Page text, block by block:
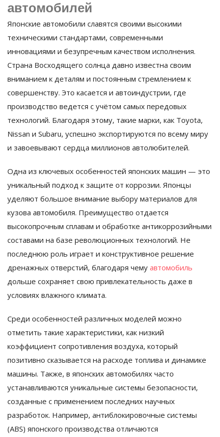
автомобилей
Японские автомобили славятся своими высокими
техническими стандартами, современными
инновациями и безупречным качеством исполнения.
Страна Восходящего солнца давно известна своим
вниманием к деталям и постоянным стремлением к
совершенству. Это касается и автоиндустрии, где
производство ведется с учётом самых передовых
технологий. Благодаря этому, такие марки, как Toyota,
Nissan и Subaru, успешно экспортируются по всему миру
и завоевывают сердца миллионов автолюбителей.
Одна из ключевых особенностей японских машин — это
уникальный подход к защите от коррозии. Японцы
уделяют большое внимание выбору материалов для
кузова автомобиля. Преимущество отдается
высокопрочным сплавам и обработке антикоррозийными
составами на базе революционных технологий. Не
последнюю роль играет и конструктивное решение
дренажных отверстий, благодаря чему автомобиль
дольше сохраняет свою привлекательность даже в
условиях влажного климата.
Среди особенностей различных моделей можно
отметить такие характеристики, как низкий
коэффициент сопротивления воздуха, который
позитивно сказывается на расходе топлива и динамике
машины. Также, в японских автомобилях часто
устанавливаются уникальные системы безопасности,
созданные с применением последних научных
разработок. Например, антиблокировочные системы
(ABS) японского производства отличаются